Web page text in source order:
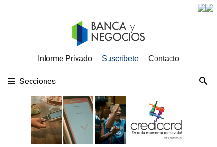
Informe Privado Suscríbete Contacto
Secciones